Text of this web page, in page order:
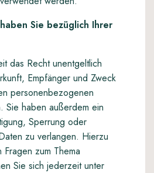
Sie bezüglich Ihrer
das Recht unentgeltlich
Empfänger und Zweck
personenbezogenen
Sie haben außerdem ein
Sperrung oder
zu verlangen. Hierzu
zum Thema
Sie sich jederzeit unter